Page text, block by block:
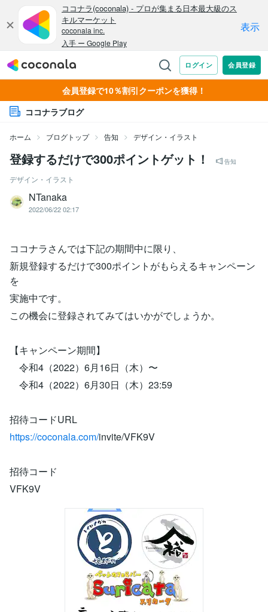
会員登録で10％割引クーポンを獲得！
ココナラブログ
ホーム ブログトップ 告知 デザイン・イラスト
登録するだけで300ポイントゲット！ 告知
デザイン・イラスト
NTanaka
2022/06/22 02:17
ココナラさんでは下記の期間中に限り、
新規登録するだけで300ポイントがもらえるキャンペーン
を
実施中です。
この機会に登録されてみてはいかがでしょうか。
【キャンペーン期間】
令和4（2022）6月16日（木）〜
令和4（2022）6月30日（木）23:59
招待コードURL
https://coconala.com/invite/VFK9V
招待コード
VFK9V